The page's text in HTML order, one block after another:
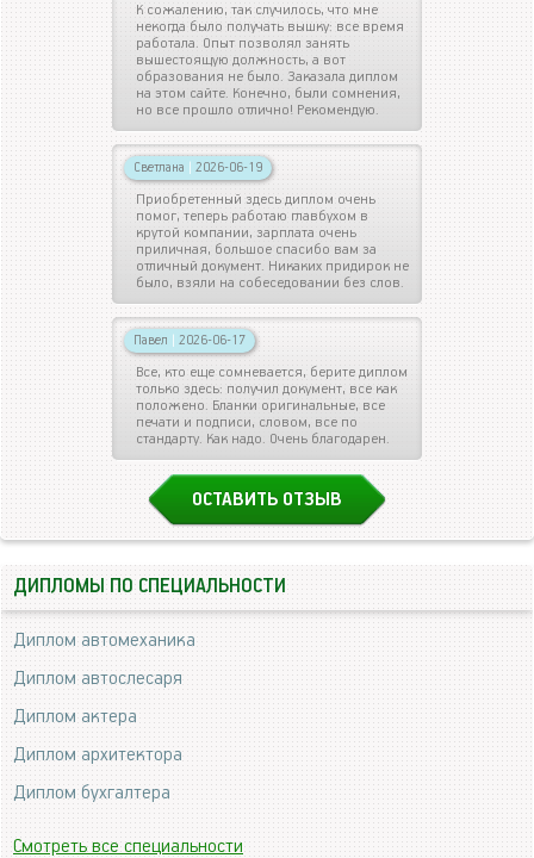
К сожалению, так случилось, что мне
некогда было получать вышку: все время
работала. Опыт позволял занять
вышестоящую должность, а вот
образования не было. Заказала диплом
на этом сайте. Конечно, были сомнения,
но все прошло отлично! Рекомендую.
Светлана | 2026-06-19
Приобретенный здесь диплом очень
помог, теперь работаю главбухом в
крутой компании, зарплата очень
приличная, большое спасибо вам за
отличный документ. Никаких придирок не
было, взяли на собеседовании без слов.
Павел | 2026-06-17
Все, кто еще сомневается, берите диплом
только здесь: получил документ, все как
положено. Бланки оригинальные, все
печати и подписи, словом, все по
стандарту. Как надо. Очень благодарен.
ОСТАВИТЬ ОТЗЫВ
ДИПЛОМЫ ПО СПЕЦИАЛЬНОСТИ
Диплом автомеханика
Диплом автослесаря
Диплом актера
Диплом архитектора
Диплом бухгалтера
Смотреть все специальности